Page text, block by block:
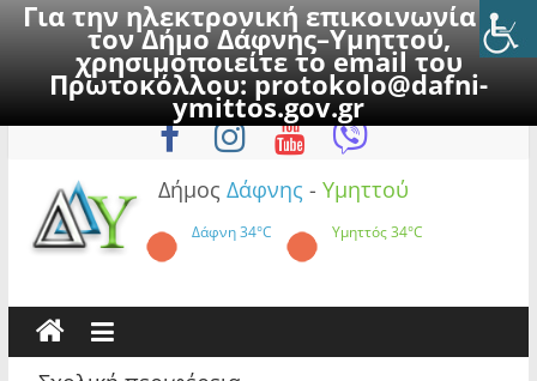
Για την ηλεκτρονική επικοινωνία με
τον Δήμο Δάφνης–Υμηττού,
χρησιμοποιείτε το email του
Πρωτοκόλλου:protokolo@dafni-
ymittos.gov.gr
to
Πέμπτη, 6 Αυγούστου 2026
Δήμος Δάφνης - Υμηττού
Δάφνη34°C Υμηττός34°C